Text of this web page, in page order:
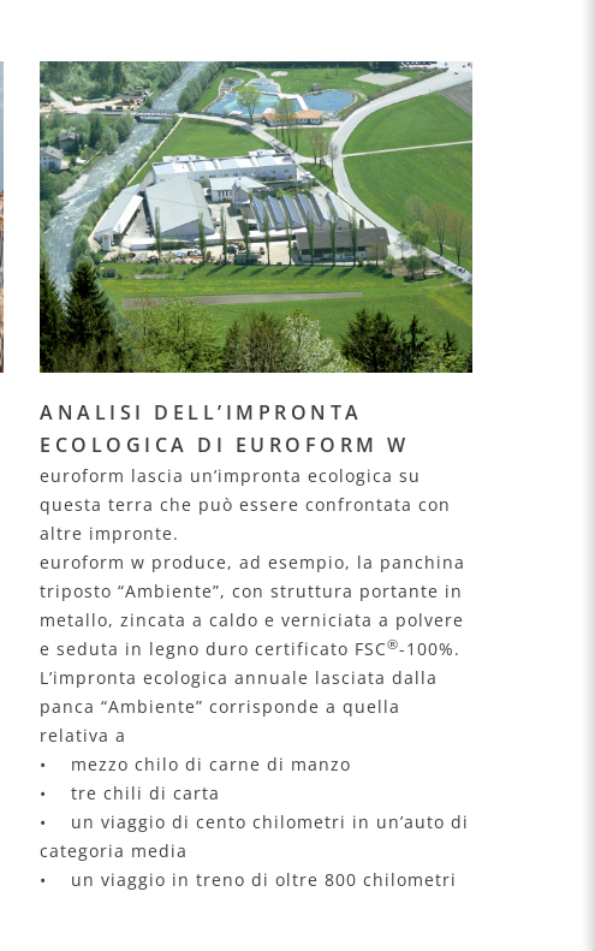
ANALISI DELL’IMPRONTA
ECOLOGICA DI EUROFORM W
euroform lascia un’impronta ecologica su
questa terra che può essere confrontata con
altre impronte.
euroform w produce, ad esempio, la panchina
triposto “Ambiente”, con struttura portante in
metallo, zincata a caldo e verniciata a polvere
e seduta in legno duro certificato FSC®-100%.
L’impronta ecologica annuale lasciata dalla
panca “Ambiente” corrisponde a quella
relativa a
• mezzo chilo di carne di manzo
• tre chili di carta
• un viaggio di cento chilometri in un’auto di
categoria media
• un viaggio in treno di oltre 800 chilometri